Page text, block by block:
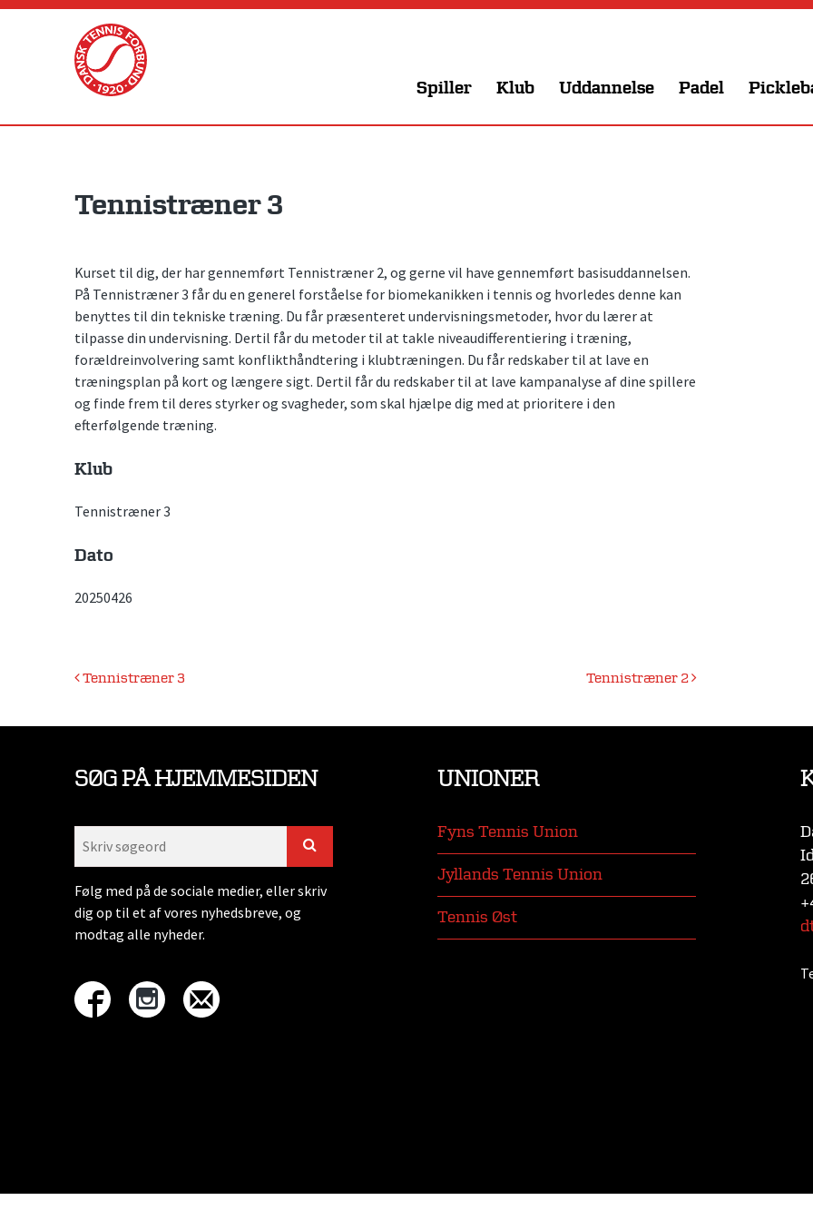
Skip
Spiller Klub Uddannelse Padel
Tennistræner 3
Kurset til dig, der har gennemført Tennistræner 2, og gerne vil have gennemført basisuddannelsen.
På Tennistræner 3 får du en generel forståelse for biomekanikken i tennis og hvorledes denne kan
benyttes til din tekniske træning. Du får præsenteret undervisningsmetoder, hvor du lærer at
tilpasse din undervisning. Dertil får du metoder til at takle niveaudifferentiering i træning,
forældreinvolvering samt konflikthåndtering i klubtræningen. Du får redskaber til at lave en
træningsplan på kort og længere sigt. Dertil får du redskaber til at lave kampanalyse af dine spillere
og finde frem til deres styrker og svagheder, som skal hjælpe dig med at prioritere i den
efterfølgende træning.
Klub
Tennistræner 3
Dato
20250426
Indlægsnavigation
Tennistræner 3 Tennistræner 2
SØG PÅ HJEMMESIDEN
Følg med på de sociale medier, eller skriv
dig op til et af vores nyhedsbreve, og
modtag alle nyheder.
UNIONER
Fyns Tennis Union
Jyllands Tennis Union
Tennis Øst